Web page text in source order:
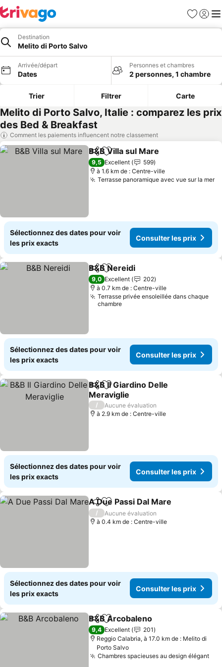
Favoris
Se
Destination
Melito di Porto Salvo
Arrivée/départ
Dates
Personnes et chambres
2 personnes, 1 chambre
Trier Filtrer Carte
Melito di Porto Salvo, Italie : comparez les prix
des Bed & Breakfast
Comment les paiements influencent notre classement
PartagerAjouter à mes favoris
B&B Villa sul Mare
9,5 Excellent
599
à 1.6 km de : Centre-ville
Terrasse panoramique avec vue sur la mer
Sélectionnez des dates pour voir
les prix exacts
Consulter les prix
PartagerAjouter à mes favoris
B&B Nereidi
9,0 Excellent
202
à 0.7 km de : Centre-ville
Terrasse privée ensoleillée dans chaque
chambre
Sélectionnez des dates pour voir
les prix exacts
Consulter les prix
PartagerAjouter à mes favoris
B&B Il Giardino Delle
Meraviglie
Consulter les prix
/
Aucune évaluation
à 2.9 km de : Centre-ville
Sélectionnez des dates pour voir
les prix exacts
Consulter les prix
PartagerAjouter à mes favoris
A Due Passi Dal Mare
/
Aucune évaluation
à 0.4 km de : Centre-ville
Sélectionnez des dates pour voir
les prix exacts
Consulter les prix
PartagerAjouter à mes favoris
B&B Arcobaleno
9,4 Excellent
201
Reggio Calabria, à 17.0 km de : Melito di
Porto Salvo
Chambres spacieuses au design élégant